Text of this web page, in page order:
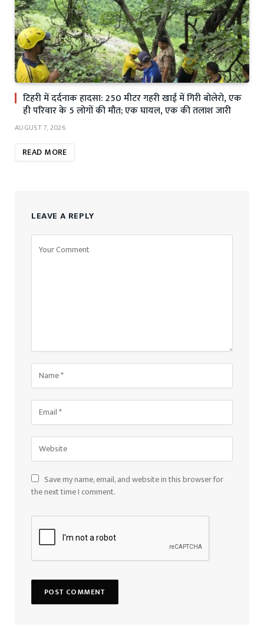
टिहरी में दर्दनाक हादसा: 250 मीटर गहरी खाई में गिरी बोलेरो, एक
ही परिवार के 5 लोगों की मौत; एक घायल, एक की तलाश जारी
AUGUST 7, 2026
READ MORE
LEAVE A REPLY
Save my name, email, and website in this browser for
the next time I comment.